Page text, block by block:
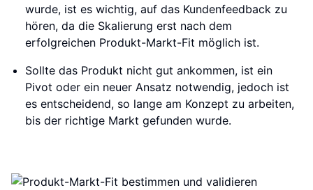
wurde, ist es wichtig, auf das Kundenfeedback zu
hören, da die Skalierung erst nach dem
erfolgreichen Produkt-Markt-Fit möglich ist.
Sollte das Produkt nicht gut ankommen, ist ein
Pivot oder ein neuer Ansatz notwendig, jedoch ist
es entscheidend, so lange am Konzept zu arbeiten,
bis der richtige Markt gefunden wurde.